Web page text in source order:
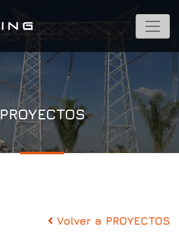
PROYECTOS
Volver a PROYECTOS